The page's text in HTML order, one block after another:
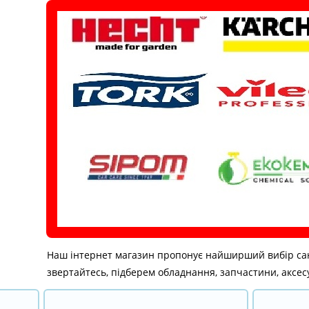
Наш інтернет магазин пропонує найширший вибір
звертайтесь, підберем обладнання, запчастини,